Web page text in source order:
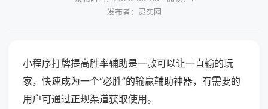
发布者：灵实网
小程序打牌提高胜率辅助是一款可以让一直输的玩
家，快速成为一个“必胜”的输赢辅助神器，有需要的
用户可通过正规渠道获取使用。